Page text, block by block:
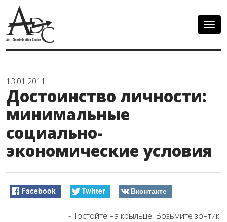
13.01.2011
Достоинство личности:
минимальные
социально-
экономические условия
Facebook Twitter Вконтакте
-Постойте на крыльце. Возьмите зонтик.